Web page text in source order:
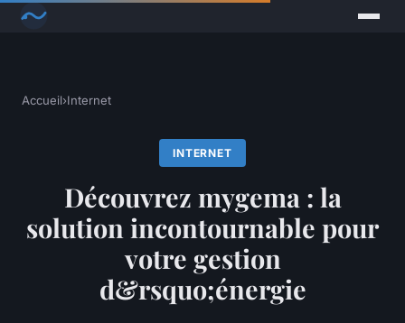
Accueil›Internet
INTERNET
Découvrez mygema : la
solution incontournable pour
votre gestion
d&rsquo;énergie